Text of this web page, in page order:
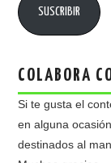
SUSCRIBIR
COLABORA
Si te gusta el
en alguna
destinados al